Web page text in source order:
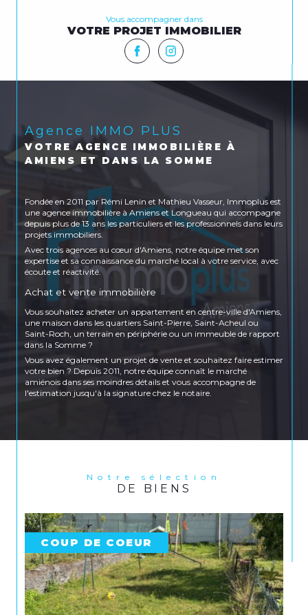
Vous accompagner dans
VOTRE PROJET IMMOBILIER
Agence IMMO PLUS
VOTRE AGENCE IMMOBILIÈRE À
AMIENS ET DANS LA SOMME
Fondée en 2011 par Rémi Lenin et Mathieu Vasseur, Immoplus est
une agence immobilière à Amiens et Longueau qui accompagne
depuis plus de 13 ans les particuliers et les professionnels dans leurs
projets immobiliers.
Avec trois agences au cœur d'Amiens, notre équipe met son
expertise et sa connaissance du marché local à votre service, avec
écoute et réactivité.
Achat et vente immobilière
Vous souhaitez acheter un appartement en centre-ville d'Amiens,
une maison dans les quartiers Saint-Pierre, Saint-Acheul ou
Saint-Roch, un terrain en périphérie ou un immeuble de rapport
dans la Somme ?
Vous avez également un projet de vente et souhaitez faire estimer
votre bien ? Depuis 2011, notre équipe connaît le marché
amiénois dans ses moindres détails et vous accompagne de
l'estimation jusqu'à la signature chez le notaire.
Amiens et ses environs pour répondre à tous les profils et tous les
en charge la gestion locative complète de votre bien : recherche
de locataires, rédaction des baux, état des lieux, quittancement et
Nos agences à Amiens et Longueau
Retrouvez nos trois agences au cœur d'Amiens :
Agence transaction– 133 rue Saint-Honoré,
80000 Amiens
Notre sélection
DE BIENS
COUP DE COEUR